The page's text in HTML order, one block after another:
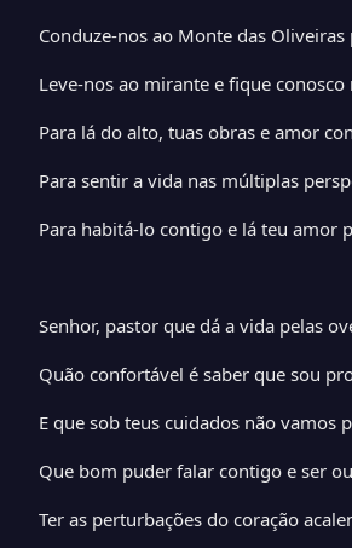
Conduze-nos ao Monte das Oliveiras
Leve-nos ao mirante e fique conosco
Para lá do alto, tuas obras e amor
Para sentir a vida nas múltiplas
Para habitá-lo contigo e lá teu amor
Senhor, pastor que dá a vida pelas
Quão confortável é saber que sou
E que sob teus cuidados não vamos
Que bom puder falar contigo e ser
Ter as perturbações do coração